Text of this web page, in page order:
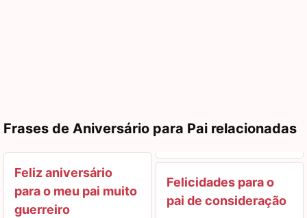
Frases de Aniversário para Pai relacionadas
Feliz aniversário
para o meu pai muito
guerreiro
Felicidades para o
pai de consideração